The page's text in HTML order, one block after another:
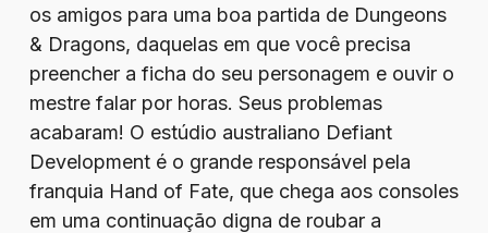
os amigos para uma boa partida de Dungeons
& Dragons, daquelas em que você precisa
preencher a ficha do seu personagem e ouvir o
mestre falar por horas. Seus problemas
acabaram! O estúdio australiano Defiant
Development é o grande responsável pela
franquia Hand of Fate, que chega aos consoles
em uma continuação digna de roubar a